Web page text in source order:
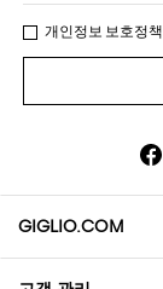
개인정보 보호정책
GIGLIO.COM